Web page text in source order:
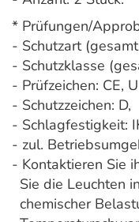
* Prüfungen/
- Schutzart
- Schutzklasse
- Prüfzeichen: CE,
- Schutzzeichen: D,
- Schlagfestigkeit:
- zul.
- Kontaktieren Sie
Sie die Leuchten
chemischer